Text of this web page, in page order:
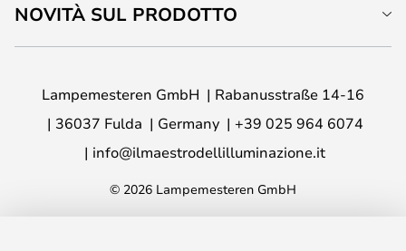
NOVITÀ SUL PRODOTTO
Lampemesteren GmbH
Rabanusstraße 14-16
36037 Fulda
Germany
+39 025 964 6074
info@ilmaestrodellilluminazione.it
© 2026 Lampemesteren GmbH